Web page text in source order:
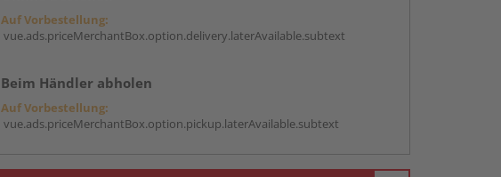
Auf Vorbestellung:
vue.ads.priceMerchantBox.option.delivery.laterAvailable.subtext
Beim Händler abholen
Auf Vorbestellung:
vue.ads.priceMerchantBox.option.pickup.laterAvailable.subtext